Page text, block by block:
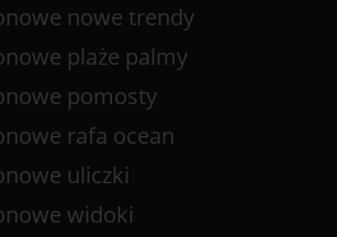
nowe trendy
plaże palmy
pomosty
rafa ocean
uliczki
widoki